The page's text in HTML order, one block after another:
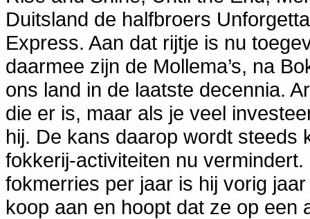
Duitsland de halfbroers
Express. Aan dat rijtje is nu
daarmee zijn de Mollema’s, na
ons land in de laatste decennia.
die er is, maar als je veel
hij. De kans daarop wordt steeds
fokkerij-activiteiten nu
fokmerries per jaar is hij vorig
koop aan en hoopt dat ze op een